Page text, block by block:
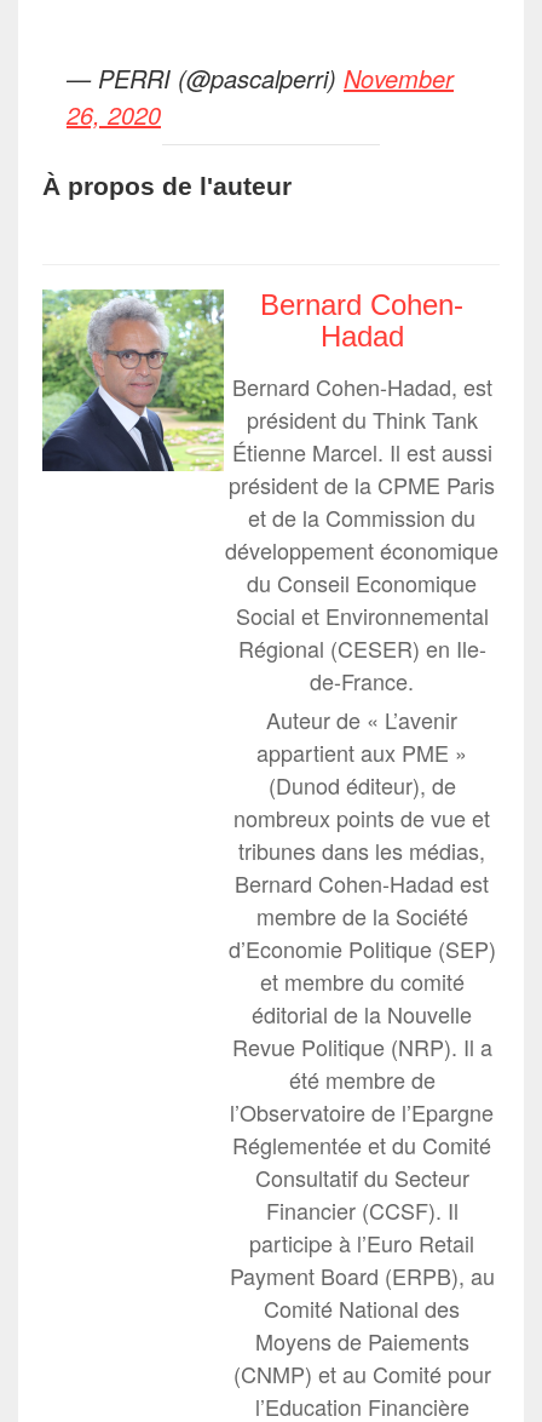
— PERRI (@pascalperri) November
26, 2020
À propos de l'auteur
Bernard Cohen-
Hadad
Bernard Cohen-Hadad, est
président du Think Tank
Étienne Marcel. Il est aussi
président de la CPME Paris
et de la Commission du
développement économique
du Conseil Economique
Social et Environnemental
Régional (CESER) en Ile-
de-France.
Auteur de « L’avenir
appartient aux PME »
(Dunod éditeur), de
nombreux points de vue et
tribunes dans les médias,
Bernard Cohen-Hadad est
membre de la Société
d’Economie Politique (SEP)
et membre du comité
éditorial de la Nouvelle
Revue Politique (NRP). Il a
été membre de
l’Observatoire de l’Epargne
Réglementée et du Comité
Consultatif du Secteur
Financier (CCSF). Il
participe à l’Euro Retail
Payment Board (ERPB), au
Comité National des
Moyens de Paiements
(CNMP) et au Comité pour
l’Education Financière